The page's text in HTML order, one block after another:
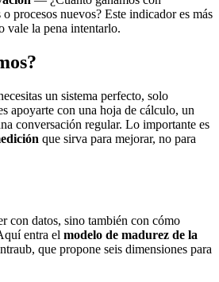
procesos nuevos? Este indicador es más
vale la pena intentarlo.
un sistema perfecto, solo
apoyarte con una hoja de cálculo, un
conversación regular. Lo importante es
que sirva para mejorar, no para
con datos, sino también con cómo
entra el modelo de madurez de la
que propone seis dimensiones para